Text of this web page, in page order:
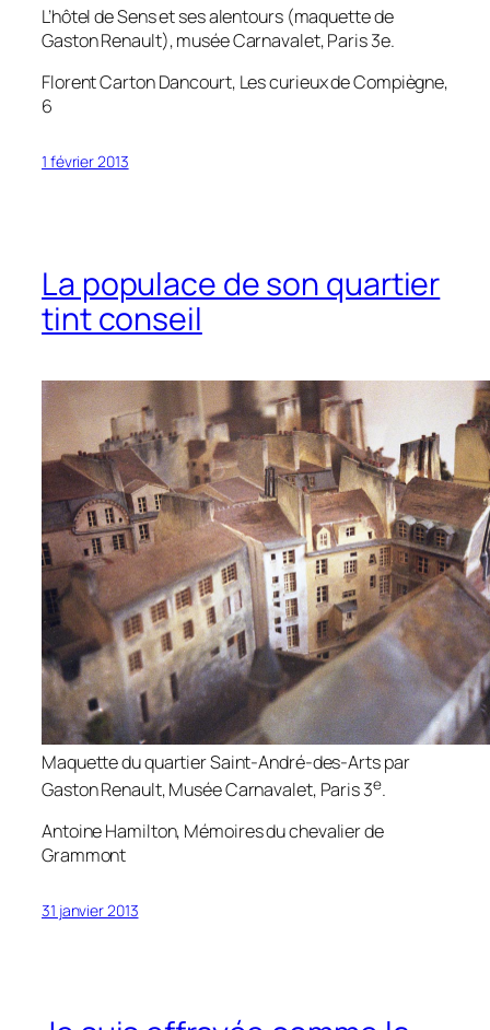
L’hôtel de Sens et ses alentours (maquette de
Gaston Renault), musée Carnavalet, Paris 3e.
Florent Carton Dancourt, Les curieux de Compiègne,
6
1 février 2013
La populace de son quartier
tint conseil
Maquette du quartier Saint-André-des-Arts par
Gaston Renault, Musée Carnavalet, Paris 3e.
Antoine Hamilton, Mémoires du chevalier de
Grammont
31 janvier 2013